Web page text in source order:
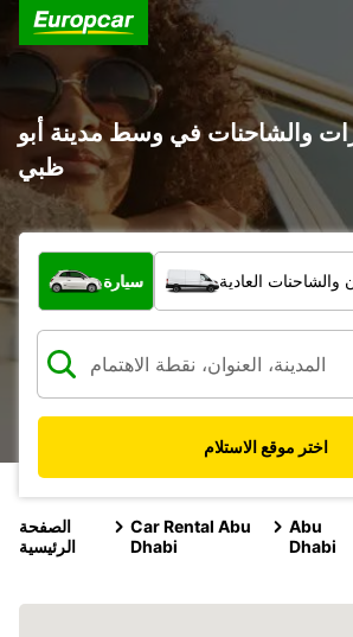
والشاحنات في وسط مدينة أبو
ظبي
ما نوع المركبة؟
سيارة والشاحنات العادية
اختر موقع الاستلام
الصفحة
الرئيسية
Car Rental Abu
Dhabi
Abu
Dhabi